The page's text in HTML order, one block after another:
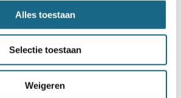
Alles toestaan
Selectie toestaan
Weigeren